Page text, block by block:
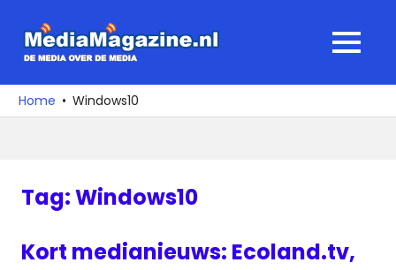
naar
media
over
MENU
Home Windows10
Tag:Windows10
Kort medianieuws: Ecoland.tv,